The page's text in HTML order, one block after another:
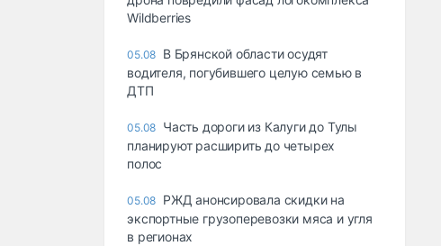
Wildberries
05.08 В Брянской области осудят
водителя, погубившего целую семью в
ДТП
05.08 Часть дороги из Калуги до Тулы
планируют расширить до четырех
полос
05.08 РЖД анонсировала скидки на
экспортные грузоперевозки мяса и угля
в регионах